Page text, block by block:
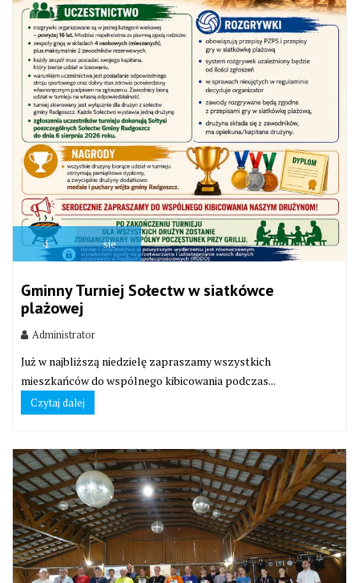
4 sie
Gminny Turniej Sołectw w siatkówce
plażowej
Administrator
Już w najbliższą niedzielę zapraszamy wszystkich
mieszkańców do wspólnego kibicowania podczas...
Czytaj dalej